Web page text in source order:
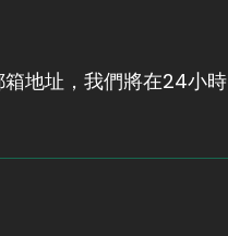
地址，我們將在24小時